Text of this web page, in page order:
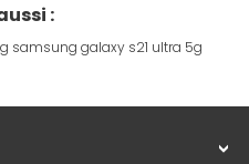
:
samsung galaxy s21 ultra 5g